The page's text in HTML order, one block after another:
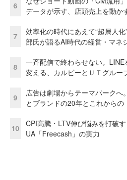
6
データが示す、店頭売上を動か
7
効率化の時代にあえて“超属人
部氏が語るAI時代の経営・マネ
8
一斉配信で終わらせない。
変える、カルビーとＵＴグルー
9
広告は劇場からテーマパークへ
とブランドの20年とこれからの
10
CPI高騰・LTV伸び悩みを打破
UA「Freecash」の実力